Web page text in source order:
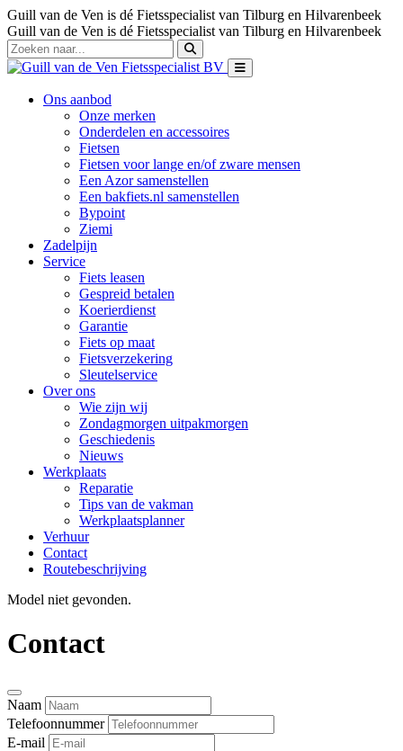
Guill van de Ven is dé Fietsspecialist van Tilburg en Hilvarenbeek
Guill van de Ven is dé Fietsspecialist van Tilburg en Hilvarenbeek
Ons aanbod
Onze merken
Onderdelen en accessoires
Fietsen
Fietsen voor lange en/of zware mensen
Een Azor samenstellen
Een bakfiets.nl samenstellen
Bypoint
Ziemi
Zadelpijn
Service
Fiets leasen
Gespreid betalen
Koerierdienst
Garantie
Fiets op maat
Fietsverzekering
Sleutelservice
Over ons
Wie zijn wij
Zondagmorgen uitpakmorgen
Geschiedenis
Nieuws
Werkplaats
Reparatie
Tips van de vakman
Werkplaatsplanner
Verhuur
Contact
Routebeschrijving
Model niet gevonden.
Contact
Naam
Telefoonnummer
E-mail